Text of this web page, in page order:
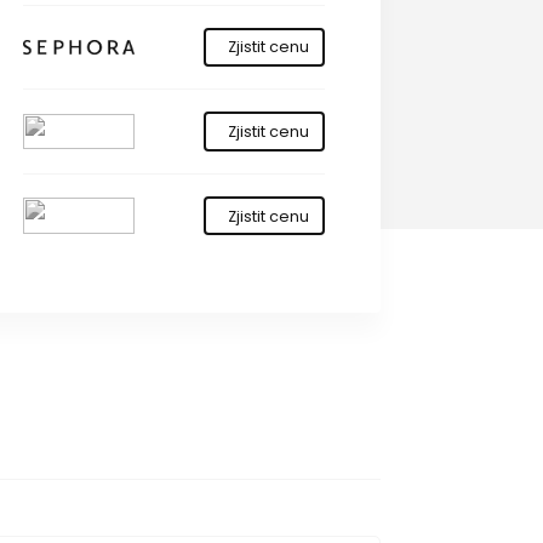
Zjistit cenu
Zjistit cenu
Zjistit cenu